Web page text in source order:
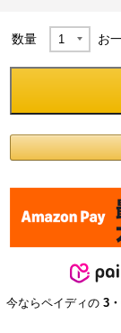
数量 お
今ならペイディの 3